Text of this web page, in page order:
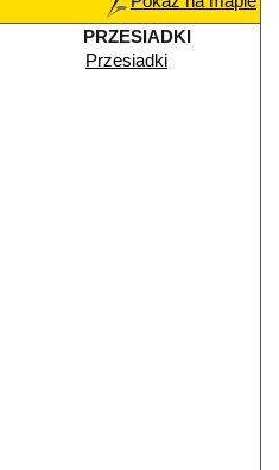
PRZESIADKI
Przesiadki